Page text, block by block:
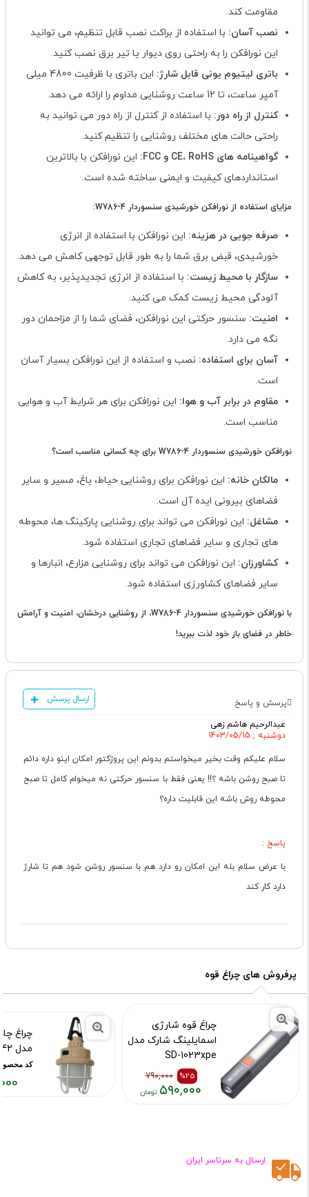
مقاومت کند.
نصب آسان: با استفاده از براکت نصب قابل تنظیم، می توانید
این نورافکن را به راحتی روی دیوار یا تیر برق نصب کنید.
باتری لیتیوم یونی قابل شارژ:
این باتری با ظرفیت 4800 میلی
آمپر ساعت، تا 12 ساعت روشنایی مداوم را ارائه می دهد.
کنترل از راه دور: با استفاده از کنترل از راه دور می توانید به
راحتی حالت های مختلف روشنایی را تنظیم کنید.
گواهینامه های CE، RoHS و FCC:
این نورافکن با بالاترین
استانداردهای کیفیت و ایمنی ساخته شده است.
مزایای استفاده از نورافکن خورشیدی سنسوردار W786-4:
صرفه جویی در هزینه: این نورافکن با استفاده از انرژی
خورشیدی، قبض برق شما را به طور قابل توجهی کاهش می دهد.
سازگار با محیط زیست: با استفاده از انرژی تجدیدپذیر، به کاهش
آلودگی محیط زیست کمک می کنید.
امنیت: سنسور حرکتی این نورافکن، فضای شما را از مزاحمان دور
نگه می دارد.
آسان برای استفاده: نصب و استفاده از این نورافکن بسیار آسان
است.
مقاوم در برابر آب و هوا: این نورافکن برای هر شرایط آب و هوایی
مناسب است.
نورافکن خورشیدی سنسوردار W786-4 برای چه کسانی مناسب است؟
مالکان خانه: این نورافکن برای روشنایی حیاط، باغ، مسیر و سایر
فضاهای بیرونی ایده آل است.
مشاغل: این نورافکن می تواند برای روشنایی پارکینگ ها، محوطه
های تجاری و سایر فضاهای تجاری استفاده شود.
کشاورزان: این نورافکن می تواند برای روشنایی مزارع، انبارها و
سایر فضاهای کشاورزی استفاده شود.
با نورافکن خورشیدی سنسوردار W786-4، از روشنایی درخشان، امنیت و آرامش
خاطر در فضای باز خود لذت ببرید!
پرسش و پاسخ ارسال پرسش
عبدالرحيم هاشم زهی
دوشنبه , 1403/05/15
سلام علیکم وقت بخیر میخواستم بدونم این پروژکتور امکان اینو داره دائم
تا صبح روشن باشه ؟!! یعنی فقط با سنسور حرکتی نه میخوام کامل تا صبح
محوطه روش باشه این قابلیت داره؟
پاسخ :
با عرض سلام بله این امکان رو دارد هم با سنسور روشن شود هم تا شارژ
دارد کار کند
پرفروش های چراغ قوه
چراغ قوه شارژی
اسمایلینگ شارک مدل
SD-1023xpe
کد محصول :10014952
%25
790,000
۵۹۰,۰۰۰
بود
چراغ
مدل YD_42
کد محصول
ارسـال به سرتاسر ایران